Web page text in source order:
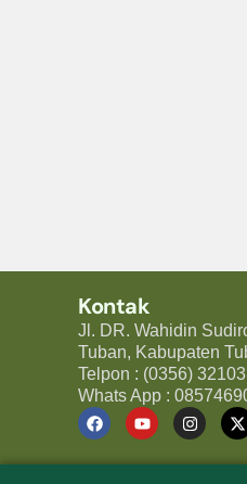
Kontak
Jl. DR. Wahidin
Tuban, Kabupaten
Telpon : (0356)
Whats App :